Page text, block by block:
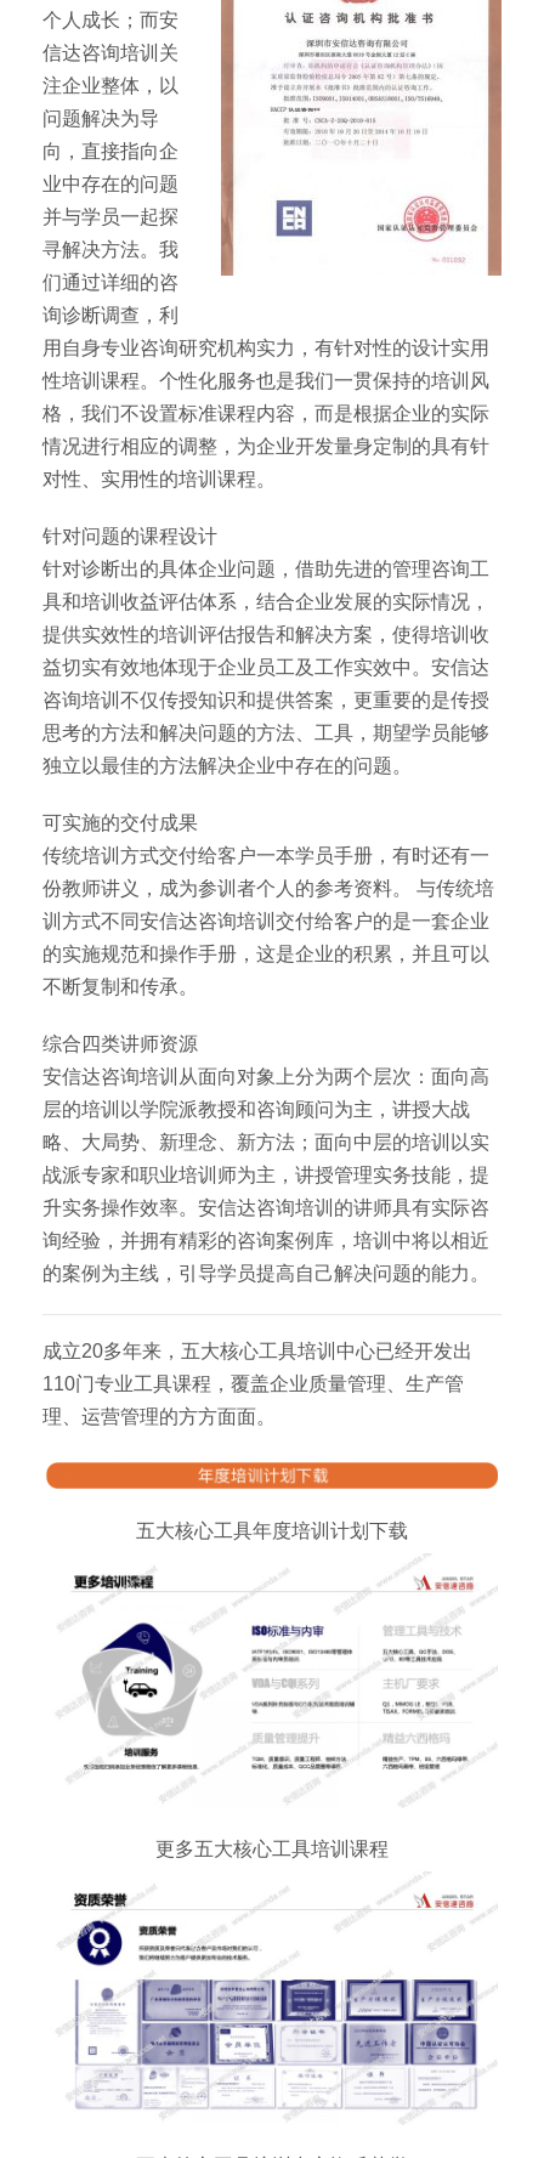
个人成长；而安
信达咨询培训关
注企业整体，以
问题解决为导
向，直接指向企
业中存在的问题
并与学员一起探
寻解决方法。我
们通过详细的咨
询诊断调查，利
用自身专业咨询研究机构实力，有针对性的设计实用
性培训课程。个性化服务也是我们一贯保持的培训风
格，我们不设置标准课程内容，而是根据企业的实际
情况进行相应的调整，为企业开发量身定制的具有针
对性、实用性的培训课程。
针对问题的课程设计
针对诊断出的具体企业问题，借助先进的管理咨询工
具和培训收益评估体系，结合企业发展的实际情况，
提供实效性的培训评估报告和解决方案，使得培训收
益切实有效地体现于企业员工及工作实效中。安信达
咨询培训不仅传授知识和提供答案，更重要的是传授
思考的方法和解决问题的方法、工具，期望学员能够
独立以最佳的方法解决企业中存在的问题。
可实施的交付成果
传统培训方式交付给客户一本学员手册，有时还有一
份教师讲义，成为参训者个人的参考资料。 与传统培
训方式不同安信达咨询培训交付给客户的是一套企业
的实施规范和操作手册，这是企业的积累，并且可以
不断复制和传承。
综合四类讲师资源
安信达咨询培训从面向对象上分为两个层次：面向高
层的培训以学院派教授和咨询顾问为主，讲授大战
略、大局势、新理念、新方法；面向中层的培训以实
战派专家和职业培训师为主，讲授管理实务技能，提
升实务操作效率。安信达咨询培训的讲师具有实际咨
询经验，并拥有精彩的咨询案例库，培训中将以相近
的案例为主线，引导学员提高自己解决问题的能力。
成立20多年来，五大核心工具培训中心已经开发出
110门专业工具课程，覆盖企业质量管理、生产管
理、运营管理的方方面面。
五大核心工具年度培训计划下载
更多五大核心工具培训课程